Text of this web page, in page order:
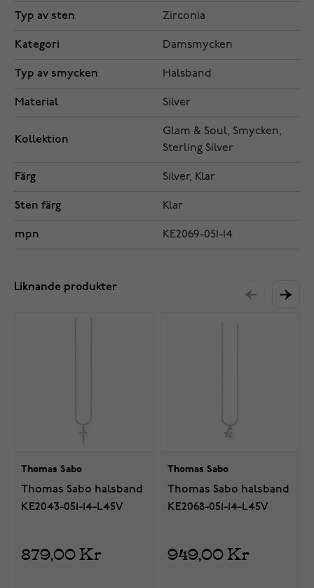
Typ av sten Zirconia
Kategori Damsmycken
Typ av smycken Halsband
Material Silver
Kollektion
Glam & Soul, Smycken,
Sterling Silver
Färg Silver, Klar
Sten färg Klar
mpn KE2069-051-14
Liknande produkter
Thomas Sabo
Thomas Sabo halsband
KE2043-051-14-L45V
879,00 Kr
Thomas Sabo
Thomas Sabo halsband
KE2068-051-14-L45V
949,00 Kr